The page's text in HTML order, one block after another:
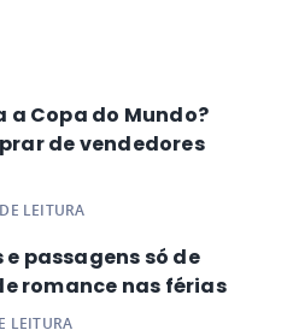
a Copa do Mundo?
de vendedores
LEITURA
passagens só de
romance nas férias
LEITURA